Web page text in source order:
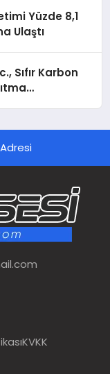
Yüzde 8,1
Ulaştı
Sıfır Karbon
KVKK